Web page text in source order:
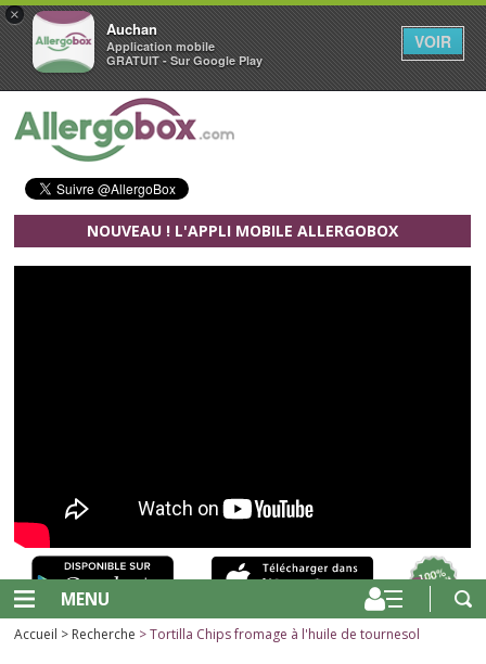
×
Auchan
Application mobile
GRATUIT - Sur Google Play
VOIR
Aller au contenu principal
NOUVEAU ! L'APPLI MOBILE ALLERGOBOX
MENU
Accueil > Recherche > Tortilla Chips fromage à l'huile de tournesol